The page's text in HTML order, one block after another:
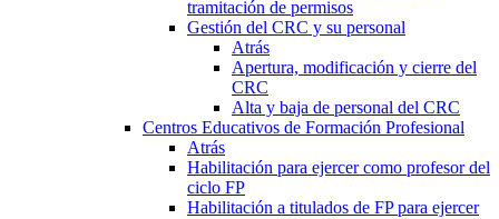
tramitación de permisos
Gestión del CRC y su personal
Atrás
Apertura, modificación y cierre del
CRC
Alta y baja de personal del CRC
Centros Educativos de Formación Profesional
Atrás
Habilitación para ejercer como profesor del
ciclo FP
Habilitación a titulados de FP para ejercer